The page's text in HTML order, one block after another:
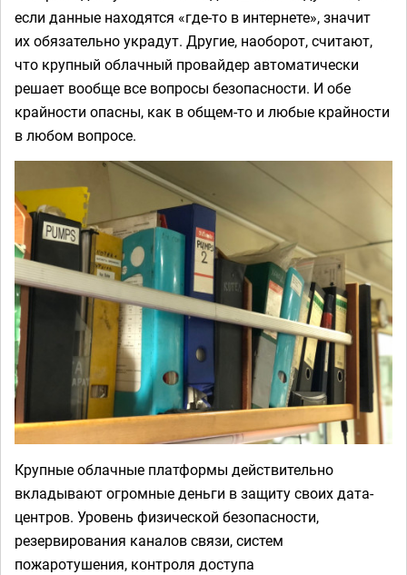
если данные находятся «где-то в интернете», значит
их обязательно украдут. Другие, наоборот, считают,
что крупный облачный провайдер автоматически
решает вообще все вопросы безопасности. И обе
крайности опасны, как в общем-то и любые крайности
в любом вопросе.
Крупные облачные платформы действительно
вкладывают огромные деньги в защиту своих дата-
центров. Уровень физической безопасности,
резервирования каналов связи, систем
пожаротушения, контроля доступа